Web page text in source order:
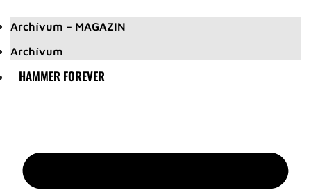
Archívum – MAGAZIN
Archívum
HAMMER FOREVER